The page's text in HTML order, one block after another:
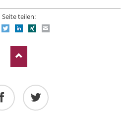
Seite teilen:
FacebookTwitterLinkedIn
Xing